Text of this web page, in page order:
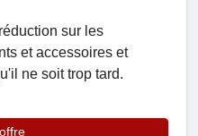
sur les
et accessoires et
ne soit trop tard.